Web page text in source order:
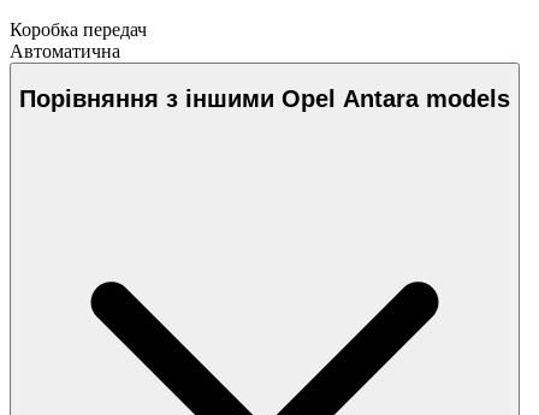
Коробка передач
Автоматична
Порівняння з іншими Opel Antara models